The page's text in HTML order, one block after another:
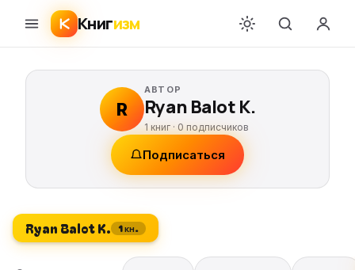
Книгизм
R
АВТОР
Ryan Balot K.
1 книг · 0 подписчиков
Подписаться
Ryan Balot K. 1 кн.